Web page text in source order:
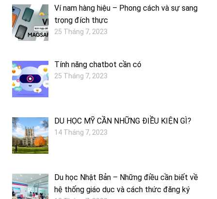
Ví nam hàng hiệu – Phong cách và sự sang
trọng đích thực
25 Tháng 7, 2023
Tính năng chatbot cần có
25 Tháng 7, 2023
DU HỌC MỸ CẦN NHỮNG ĐIỀU KIỆN GÌ?
14 Tháng 7, 2023
Du học Nhật Bản – Những điều cần biết về
hệ thống giáo dục và cách thức đăng ký